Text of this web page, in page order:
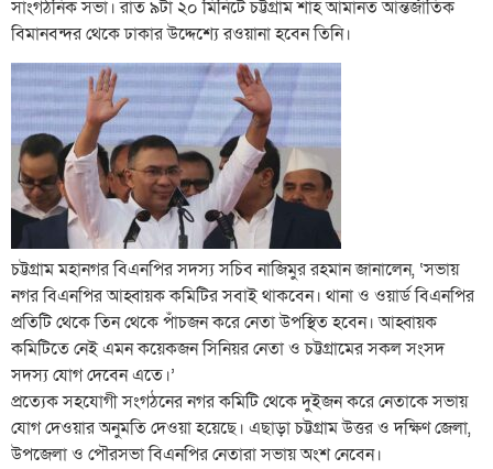
সাংগঠনিক সভা। রাত ৯টা ২০ মিনিটে চট্টগ্রাম শাহ আমানত আন্তর্জাতিক
বিমানবন্দর থেকে ঢাকার উদ্দেশ্যে রওয়ানা হবেন তিনি।
চট্টগ্রাম মহানগর বিএনপির সদস্য সচিব নাজিমুর রহমান জানালেন, ‘সভায়
নগর বিএনপির আহ্বায়ক কমিটির সবাই থাকবেন। থানা ও ওয়ার্ড বিএনপির
প্রতিটি থেকে তিন থেকে পাঁচজন করে নেতা উপস্থিত হবেন। আহ্বায়ক
কমিটিতে নেই এমন কয়েকজন সিনিয়র নেতা ও চট্টগ্রামের সকল সংসদ
সদস্য যোগ দেবেন এতে।’
প্রত্যেক সহযোগী সংগঠনের নগর কমিটি থেকে দুইজন করে নেতাকে সভায়
যোগ দেওয়ার অনুমতি দেওয়া হয়েছে। এছাড়া চট্টগ্রাম উত্তর ও দক্ষিণ জেলা,
উপজেলা ও পৌরসভা বিএনপির নেতারা সভায় অংশ নেবেন।